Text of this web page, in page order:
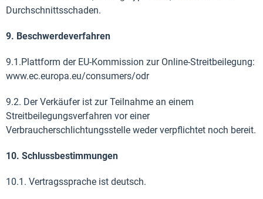
Durchschnittsschaden.
9. Beschwerdeverfahren
9.1.Plattform der EU-Kommission zur Online-Streitbeilegung:
www.ec.europa.eu/consumers/odr
9.2. Der Verkäufer ist zur Teilnahme an einem
Streitbeilegungsverfahren vor einer
Verbraucherschlichtungsstelle weder verpflichtet noch bereit.
10. Schlussbestimmungen
10.1. Vertragssprache ist deutsch.